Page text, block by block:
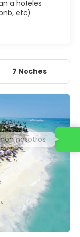
a hoteles
etc)
7 Noches
nosotros